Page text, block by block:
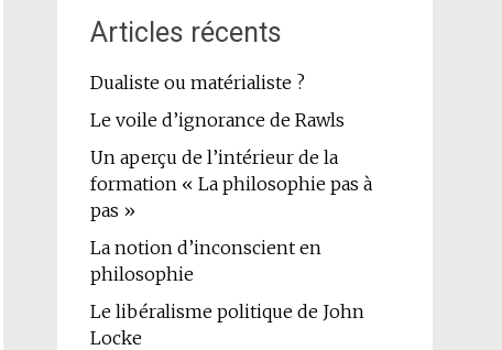
Articles récents
Dualiste ou matérialiste ?
Le voile d’ignorance de Rawls
Un aperçu de l’intérieur de la
formation « La philosophie pas à
pas »
La notion d’inconscient en
philosophie
Le libéralisme politique de John
Locke